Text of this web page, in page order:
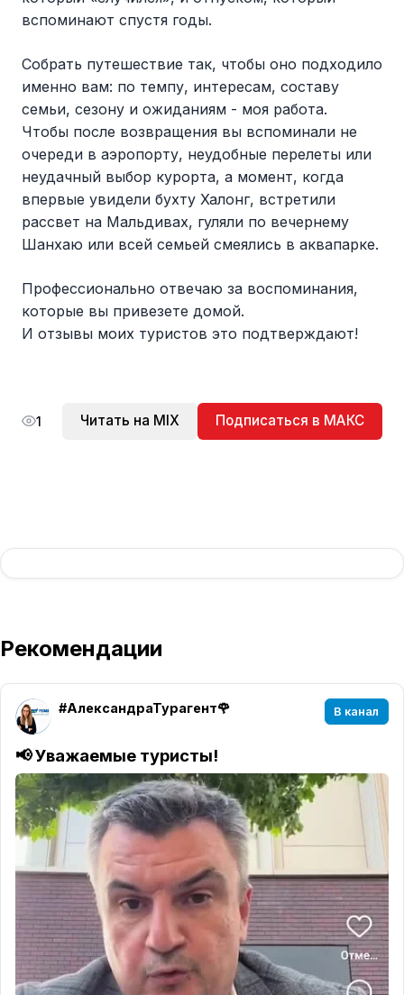
вспоминают спустя годы.
Собрать путешествие так, чтобы оно подходило
именно вам: по темпу, интересам, составу
семьи, сезону и ожиданиям - моя работа.
Чтобы после возвращения вы вспоминали не
очереди в аэропорту, неудобные перелеты или
неудачный выбор курорта, а момент, когда
впервые увидели бухту Халонг, встретили
рассвет на Мальдивах, гуляли по вечернему
Шанхаю или всей семьей смеялись в аквапарке.
Профессионально отвечаю за воспоминания,
которые вы привезете домой.
И отзывы моих туристов это подтверждают!
1 Читать на MIX Подписаться в МАКС
Рекомендации
#АлександраТурагент🌹 В канал
📢Уважаемые туристы!